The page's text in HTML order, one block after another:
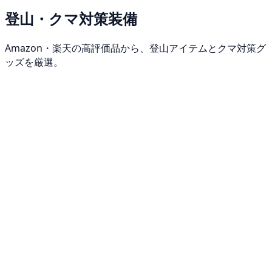
登山・クマ対策装備
Amazon・楽天の高評価品から、登山アイテムとクマ対策グ
ッズを厳選。